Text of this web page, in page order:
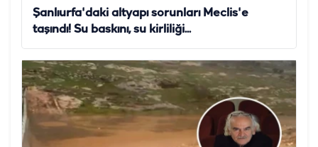
Şanlıurfa'daki altyapı sorunları Meclis'e
taşındı! Su baskını, su kirliliği...